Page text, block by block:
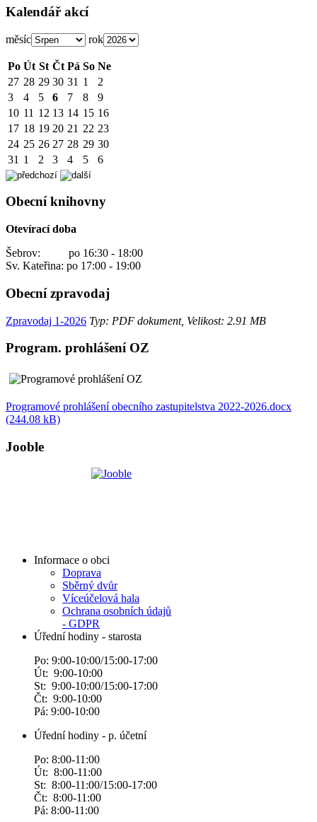
Kalendář akcí
měsíc rok
Po Út St Čt Pá So Ne
27 28 29 30 31 1
2
3
4 5 6 7 8
9
10 11 12 13 14 15 16
17 18 19 20 21 22 23
24 25 26 27 28 29 30
31 1 2 3 4 5 6
Obecní knihovny
Otevírací doba
Šebrov: po 16:30 - 18:00
Sv. Kateřina: po 17:00 - 19:00
Obecní zpravodaj
Zpravodaj 1-2026 Typ: PDF dokument, Velikost: 2.91 MB
Program. prohlášení OZ
Programové prohlášení obecního zastupitelstva 2022-2026.docx
(244.08 kB)
Jooble
Informace o obci
Doprava
Sběrný dvůr
Víceúčelová hala
Ochrana osobních údajů
- GDPR
Úřední hodiny - starosta
Po: 9:00-10:00/15:00-17:00
Út: 9:00-10:00
St: 9:00-10:00/15:00-17:00
Čt: 9:00-10:00
Pá: 9:00-10:00
Úřední hodiny - p. účetní
Po: 8:00-11:00
Út: 8:00-11:00
St: 8:00-11:00/15:00-17:00
Čt: 8:00-11:00
Pá: 8:00-11:00